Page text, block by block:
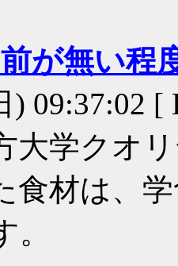
が無い程
) 09:37:02
大学クオ
食材は、